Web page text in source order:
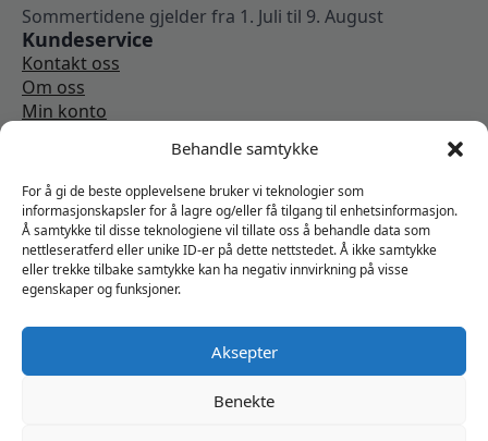
Behandle samtykke
For å gi de beste opplevelsene bruker vi teknologier som
informasjonskapsler for å lagre og/eller få tilgang til enhetsinformasjon.
Å samtykke til disse teknologiene vil tillate oss å behandle data som
nettleseratferd eller unike ID-er på dette nettstedet. Å ikke samtykke
eller trekke tilbake samtykke kan ha negativ innvirkning på visse
egenskaper og funksjoner.
Aksepter
Benekte
Sommertidene gjelder fra 1. Juli til 9. August
Kundeservice
Kontakt oss
Om oss
Min konto
Vi er sosiale